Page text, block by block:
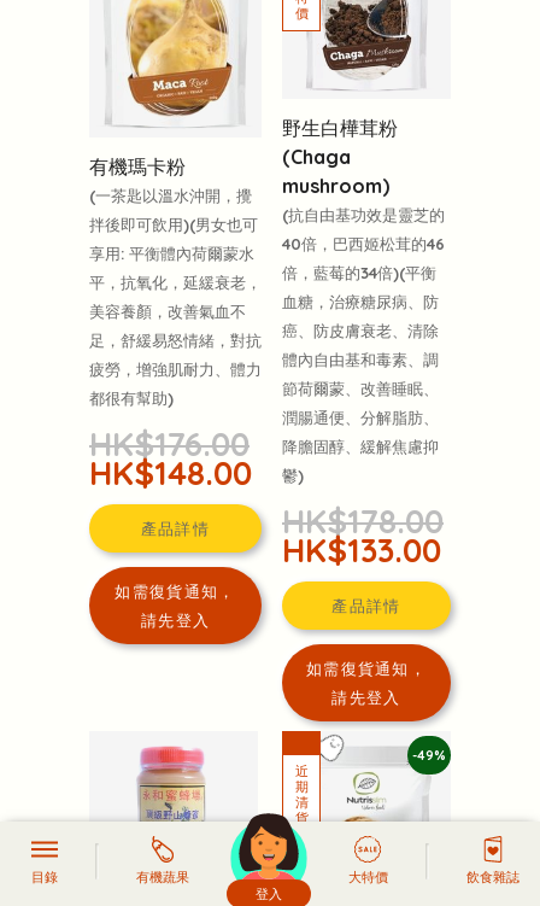
有機瑪卡粉
(一茶匙以溫水沖開，攪
拌後即可飲用)(男女也可
享用: 平衡體內荷爾蒙水
平，抗氧化，延緩衰老，
美容養顏，改善氣血不
足，舒緩易怒情緒，對抗
疲勞，增強肌耐力、體力
都很有幫助)
HK$176.00
HK$148.00
產品詳情
如需復貨通知，
請先登入
野生白樺茸粉
(Chaga
mushroom)
(抗自由基功效是靈芝的
40倍，巴西姬松茸的46
倍，藍莓的34倍)(平衡
血糖，治療糖尿病、防
癌、防皮膚衰老、清除
體內自由基和毒素、調
節荷爾蒙、改善睡眠、
潤腸通便、分解脂肪、
降膽固醇、緩解焦慮抑
鬱)
HK$178.00
HK$133.00
產品詳情
如需復貨通知，
請先登入
-49%
目錄
有機蔬果
登入
頭像生成器: 快樂家庭網上店
大特價 飲食雜誌